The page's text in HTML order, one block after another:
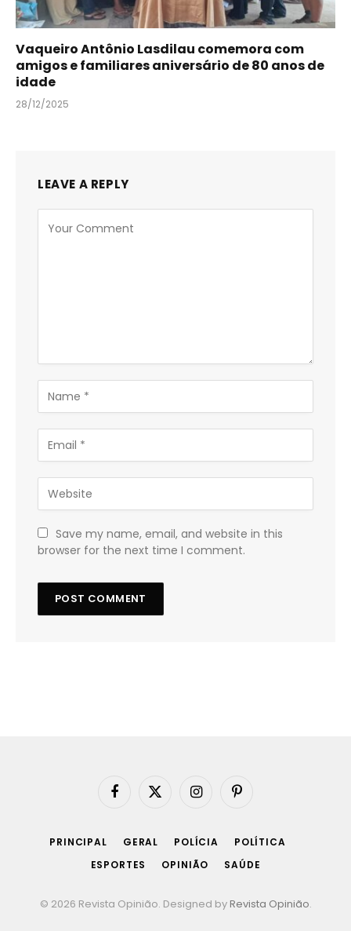
Vaqueiro Antônio Lasdilau comemora com
amigos e familiares aniversário de 80 anos de
idade
28/12/2025
LEAVE A REPLY
Save my name, email, and website in this
browser for the next time I comment.
Facebook
X
InstagramPinterest
PRINCIPAL GERAL POLÍCIA
POLÍTICA
ESPORTES
OPINIÃO SAÚDE
© 2026 Revista Opinião. Designed by Revista Opinião.